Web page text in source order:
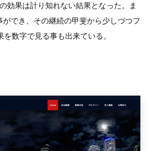
効果は計り知れない結果となった。ま
ができ、その継続の甲斐から少しづつフ
を数字で見る事も出来ている。